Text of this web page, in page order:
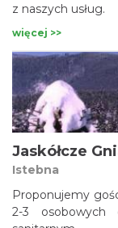
z naszych usług.
więcej >>
Jaskółcze
Istebna
Proponujemy
2-3 osobowych